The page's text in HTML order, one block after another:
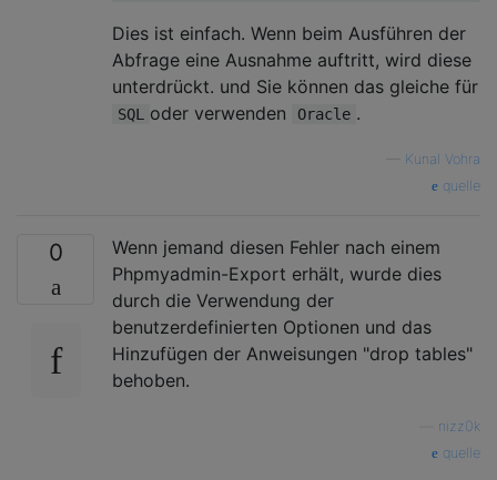
Dies ist einfach. Wenn beim Ausführen der
Abfrage eine Ausnahme auftritt, wird diese
unterdrückt. und Sie können das gleiche für
SQL oder verwenden Oracle .
Kunal Vohra
quelle
0
Wenn jemand diesen Fehler nach einem
Phpmyadmin-Export erhält, wurde dies
durch die Verwendung der
benutzerdefinierten Optionen und das
Hinzufügen der Anweisungen "drop tables"
behoben.
nizz0k
quelle